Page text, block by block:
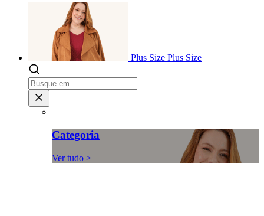
Plus Size Plus Size
Categoria
Ver tudo >